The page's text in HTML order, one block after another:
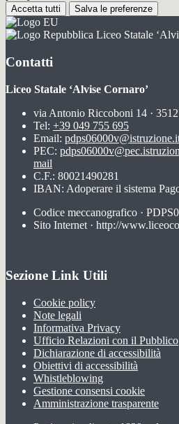
Accetta tutti Salva le preferenze
Liceo Statale
Contatti
Liceo Statale ‘Alvise Cornaro’
via Antonio Riccoboni 14 ·
Tel: +39 049 755 695
Email:
PEC:
mail
C.F.: 80021490281
IBAN: Adoperare il sistema
Codice meccanografico ·
Sito Internet · http://
Sezione Link Utili
Cookie policy
Note legali
Informativa Privacy
Ufficio Relazioni con il Pubblico
Dichiarazione di accessibilità
Obiettivi di accessibilità
Whistleblowing
Gestione consensi cookie
Amministrazione trasparente